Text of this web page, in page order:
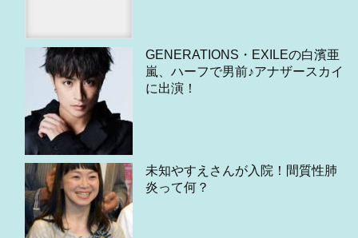
GENERATIONS・EXILEの白濱亜
嵐、ハーフで男前♪アナザースカイ
に出演！
未知やすえさんが入院！間質性肺
炎って何？